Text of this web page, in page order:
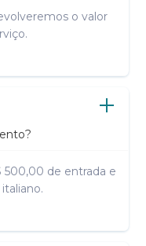
o valor
de entrada e